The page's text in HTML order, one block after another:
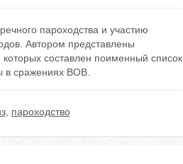
пароходства и участию
Автором представлены
составлен поименный список
в сражениях ВОВ.
, пароходство